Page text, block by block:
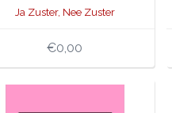
Ja Zuster, Nee Zuster
€0,00